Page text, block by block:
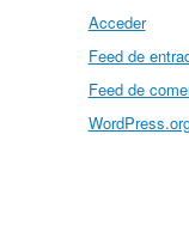
Acceder
Feed de
Feed de